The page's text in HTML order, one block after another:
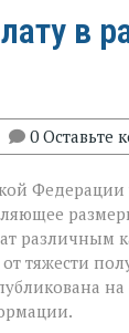
в
0 Оставьте
Федерации
различным
тяжести